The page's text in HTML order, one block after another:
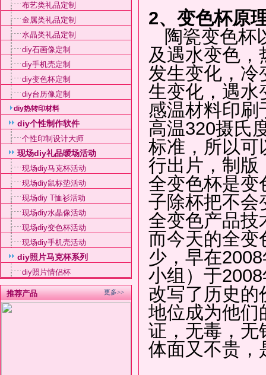
布艺类礼品定制
金属类礼品定制
水晶类礼品定制
diy石画像定制
diy手机壳定制
diy变色杯定制
diy台历像定制
diy热转印材料
diy个性制作软件
个性印制设计大师
现场diy礼品暧场活动
现场diy马克杯活动
现场diy鼠标垫活动
现场diy T恤衫活动
现场diy水晶像活动
现场diy变色杯活动
现场diy手机壳活动
diy照片马克杯系列
diy照片情侣杯
更多>>
推荐产品
2、变色杯原
陶瓷变色杯
及遇水变色，
发生变化，冷
生变化，遇水
感温材料印刷
高温320摄氏
标准，所以可
行出片，制版
全变色杯是变
子除杯把不会
全变色产品技
而今天的全变
少，早在
小组）于
改写了历史的
地位成为他们
证，无毒，无
体面又不贵，